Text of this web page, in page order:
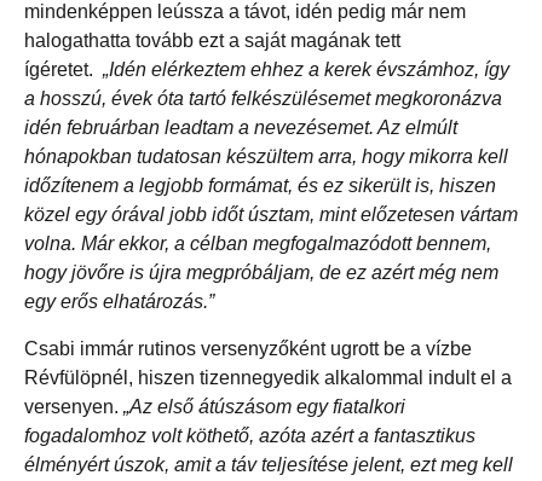
mindenképpen leússza a távot, idén pedig már nem
halogathatta tovább ezt a saját magának tett
ígéretet. „Idén elérkeztem ehhez a kerek évszámhoz, így
a hosszú, évek óta tartó felkészülésemet megkoronázva
idén februárban leadtam a nevezésemet. Az elmúlt
hónapokban tudatosan készültem arra, hogy mikorra kell
időzítenem a legjobb formámat, és ez sikerült is, hiszen
közel egy órával jobb időt úsztam, mint előzetesen vártam
volna. Már ekkor, a célban megfogalmazódott bennem,
hogy jövőre is újra megpróbáljam, de ez azért még nem
egy erős elhatározás.”
Csabi immár rutinos versenyzőként ugrott be a vízbe
Révfülöpnél, hiszen tizennegyedik alkalommal indult el a
versenyen. „Az első átúszásom egy fiatalkori
fogadalomhoz volt köthető, azóta azért a fantasztikus
élményért úszok, amit a táv teljesítése jelent, ezt meg kell